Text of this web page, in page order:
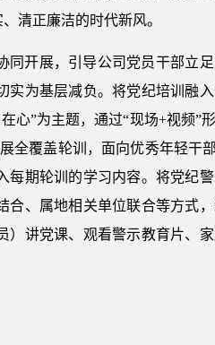
清正廉洁的时代新风。
开展，引导公司党员干部立
为基层减负。将党纪培训融
心”为主题，通过“现场+视频”
全覆盖轮训，面向优秀年轻干
期轮训的学习内容。将党纪
、属地相关单位联合等方式
讲党课、观看警示教育片、